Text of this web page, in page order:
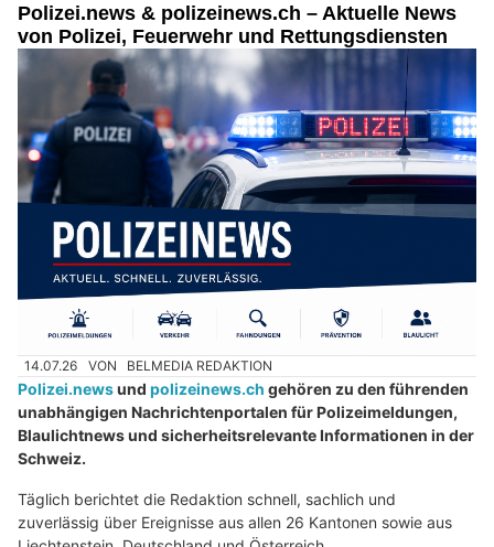
Polizei.news & polizeinews.ch – Aktuelle News
von Polizei, Feuerwehr und Rettungsdiensten
14.07.26 VON BELMEDIA REDAKTION
Polizei.newsund polizeinews.ch gehören zu den führenden
unabhängigen Nachrichtenportalen für Polizeimeldungen,
Blaulichtnews und sicherheitsrelevante Informationen in der
Schweiz.
Täglich berichtet die Redaktion schnell, sachlich und
zuverlässig über Ereignisse aus allen 26 Kantonen sowie aus